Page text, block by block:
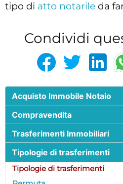
tipo di atto notarile da
Condividi
Acquisto Immobile Notaio
Compravendita
Trasferimenti Immobiliari
Tipologie di trasferimenti
Tipologie di trasferimenti